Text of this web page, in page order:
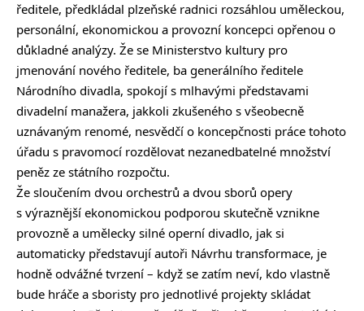
ředitele, předkládal plzeňské radnici rozsáhlou uměleckou,
personální, ekonomickou a provozní koncepci opřenou o
důkladné analýzy. Že se Ministerstvo kultury pro
jmenování nového ředitele, ba generálního ředitele
Národního divadla, spokojí s mlhavými představami
divadelní manažera, jakkoli zkušeného s všeobecně
uznávaným renomé, nesvědčí o koncepčnosti práce tohoto
úřadu s pravomocí rozdělovat nezanedbatelné množství
peněz ze státního rozpočtu.
Že sloučením dvou orchestrů a dvou sborů opery
s výraznější ekonomickou podporou skutečně vznikne
provozně a umělecky silné operní divadlo, jak si
automaticky představují autoři Návrhu transformace, je
hodně odvážné tvrzení – když se zatím neví, kdo vlastně
bude hráče a sboristy pro jednotlivé projekty skládat